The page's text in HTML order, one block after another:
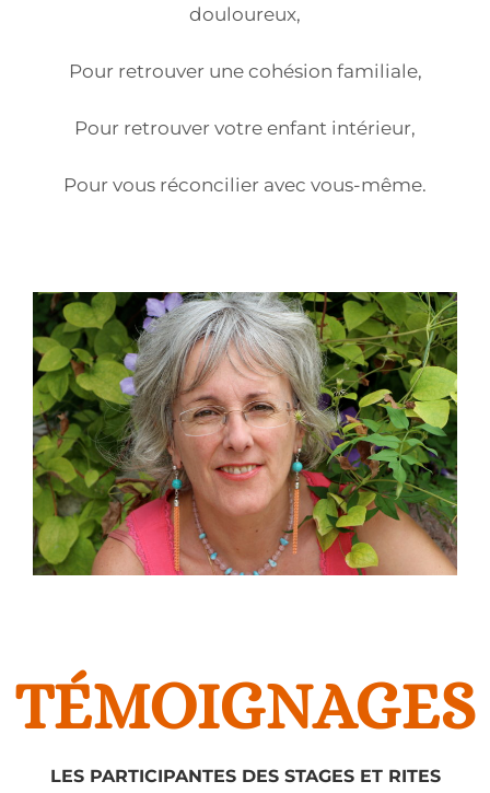
douloureux,
Pour retrouver une cohésion familiale,
Pour retrouver votre enfant intérieur,
Pour vous réconcilier avec vous-même.
TÉMOIGNAGES
LES PARTICIPANTES DES STAGES ET RITES